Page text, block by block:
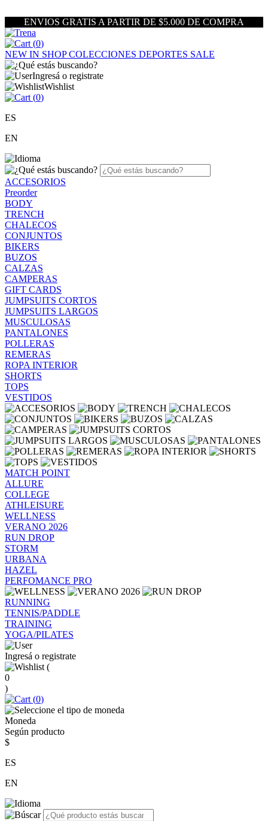
ENVIOS GRATIS A PARTIR DE $5.000 DE COMPRA
(0)
NEW IN SHOPCOLECCIONES DEPORTES SALE
Ingresá o registrate
Wishlist
(0)
ES
EN
ACCESORIOS
Preorder
BODY
TRENCH
CHALECOS
CONJUNTOS
BIKERS
BUZOS
CALZAS
CAMPERAS
GIFT CARDS
JUMPSUITS CORTOS
JUMPSUITS LARGOS
MUSCULOSAS
PANTALONES
POLLERAS
REMERAS
ROPA INTERIOR
SHORTS
TOPS
VESTIDOS
MATCH POINT
ALLURE
COLLEGE
ATHLEISURE
WELLNESS
VERANO 2026
RUN DROP
STORM
URBANA
HAZEL
PERFOMANCE PRO
RUNNING
TENNIS/PADDLE
TRAINING
YOGA/PILATES
Ingresá o registrate
(
0
)
(0)
Moneda
Según producto
$
ES
EN